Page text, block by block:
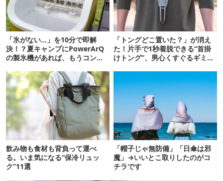
「氷がない…」を10分で即解
決！？夏キャンプにPowerArQ
の製氷機があれば、もうコンビ
「トングどこ置いた？」が消え
た！片手で1秒着脱できる“首掛
けトング”、男心くすぐるギミッ
飲み物も食材も背負って運べ
る。いま気になる“保冷リュッ
ク”11選
「帽子じゃ無防備」「日傘は邪
魔」→いいとこ取りしたのがコ
チラです